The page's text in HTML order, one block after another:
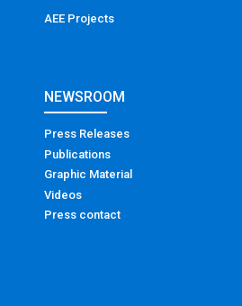
AEE Projects
NEWSROOM
Press Releases
Publications
Graphic Material
Videos
Press contact